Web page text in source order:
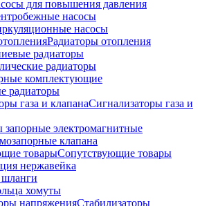
для повышения давления
насосы
насосы
Радиаторы отопления
радиаторы
радиаторы
комплектующие
радиаторы
Сигнализаторы газа и
электромагнитные
клапана
Сопутствующие товары
нержавейка
шланги
хомуты
Стабилизаторы